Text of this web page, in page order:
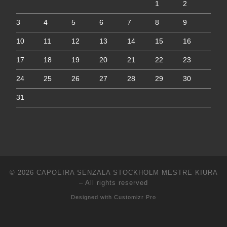
1 2
3 4 5 6 7 8 9
10 11 12 13 14 15 16
17 18 19 20 21 22 23
24 25 26 27 28 29 30
31
© 2026 CAPOEIRA SENZALA STOCKHOLM MESTRE KIURA
– All rights reserved
Designed with Customizr Pro